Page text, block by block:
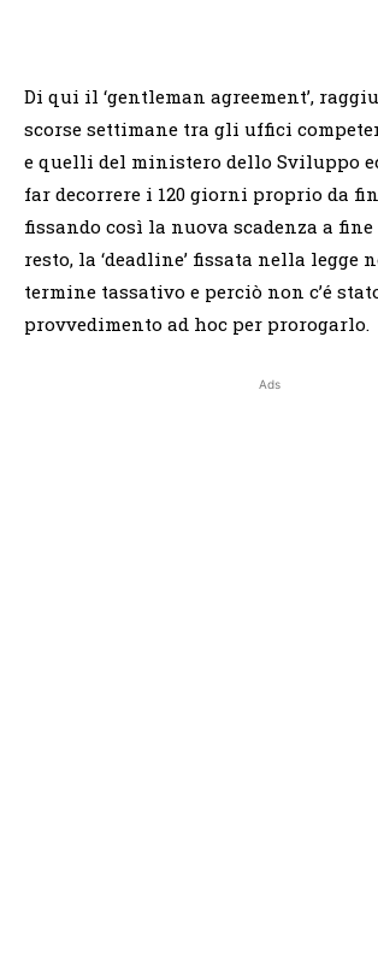
Di qui il ‘gentleman agreement’,
scorse settimane tra gli uffici
e quelli del ministero dello Sviluppo
far decorrere i 120 giorni proprio da
fissando così la nuova scadenza a fine
resto, la ‘deadline’ fissata nella legge
termine tassativo e perciò non c’é
provvedimento ad hoc per prorogarlo.
Ads